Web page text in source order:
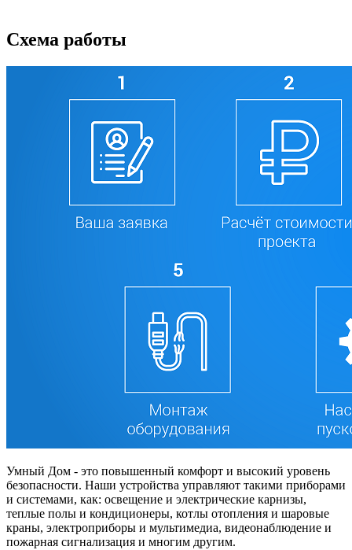
Схема работы
Умный Дом - это повышенный комфорт и высокий уровень
безопасности. Наши устройства управляют такими приборами
и системами, как: освещение и электрические карнизы,
теплые полы и кондиционеры, котлы отопления и шаровые
краны, электроприборы и мультимедиа, видеонаблюдение и
пожарная сигнализация и многим другим.